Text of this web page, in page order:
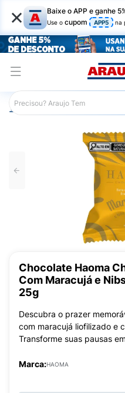
× Baixe o APP e ganhe
Use o cupom APP5 na
Araujo Nutrição
Chocolate Haoma
Com Maracujá e
25g
Descubra o prazer
com maracujá liofilizado e
Transforme suas pausas
Marca:HAOMA